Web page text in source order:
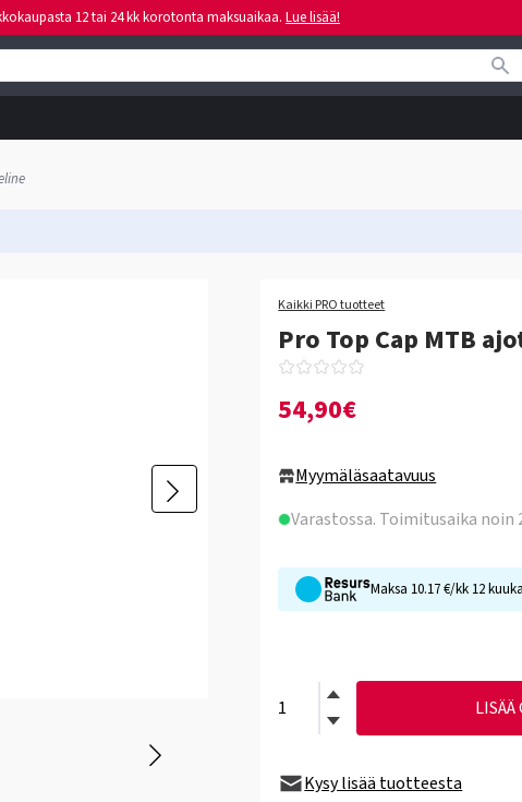
12 tai 24 kk korotonta maksuaikaa. Lue lisää!
Kaikki PRO tuotteet
Pro Top Cap MTB
54,90€
Myymäläsaatavuus
Varastossa. Toimitusaika noin
Maksa 10.17 €/kk 12
Kysy lisää tuotteesta